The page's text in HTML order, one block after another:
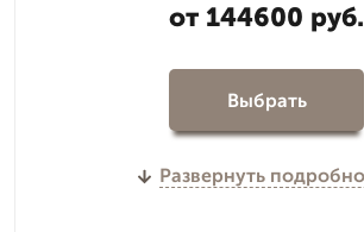
от 144600 руб.
Выбрать
Развернуть